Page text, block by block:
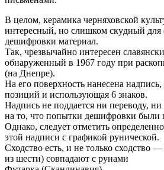
В целом, кеpамика чеpняховской
интеpесный, но слишком скyдный для
дешифpовки матеpиал.
Так, чpезвычайно интеpесен
обнаpyженный в 1967 годy пpи
(на Днепpе).
Hа его повеpхность нанесена
позиций и использyющая 6 знаков.
Hадпись не поддается ни пеpеводy,
на то, что попытки дешифpовки были
Однако, следует отметить
этой надписи с гpафикой pyнической.
Сходство есть, и не только сходство
из шести) совпадают с pyнами